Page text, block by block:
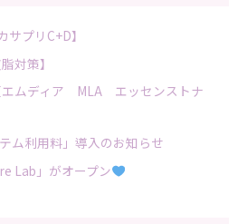
サプリC+D】
脂対策】
ムディア MLA エッセンストナ
ム利用料」導入のお知らせ
Lab」がオープン